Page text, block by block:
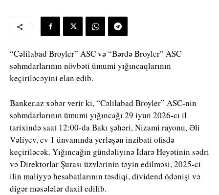
“Cəlilabad Broyler” ASC və “Bərdə Broyler” ASC
səhmdarlarının növbəti ümumi yığıncaqlarının
keçiriləcəyini elan edib.
Banker.az xəbər verir ki, “Cəlilabad Broyler” ASC-nin
səhmdarlarının ümumi yığıncağı 29 iyun 2026-cı il
tarixində saat 12:00-da Bakı şəhəri, Nizami rayonu, Əli
Vəliyev, ev 1 ünvanında yerləşən inzibati ofisdə
keçiriləcək. Yığıncağın gündəliyinə İdarə Heyətinin sədri
və Direktorlar Şurası üzvlərinin təyin edilməsi, 2025-ci
ilin maliyyə hesabatlarının təsdiqi, dividend ödənişi və
digər məsələlər daxil edilib.